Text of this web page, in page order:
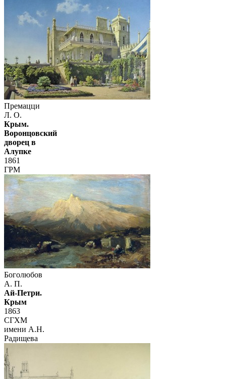
Премацци
Л. О.
Крым.
Воронцовский
дворец в
Алупке
1861
ГРМ
Боголюбов
А. П.
Ай-Петри.
Крым
1863
СГХМ
имени А.Н.
Радищева